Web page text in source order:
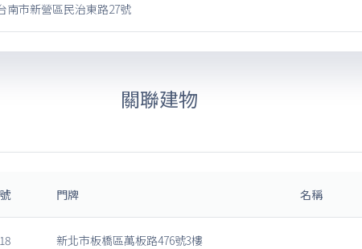
南市新營區民治東路27號
關聯建物
門牌 名稱
新北市板橋區萬板路476號3樓